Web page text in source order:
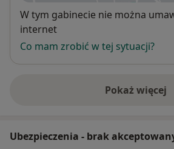
Dostępność
W tym gabinecie nie można
internet
Co mam zrobić w tej sytuacji?
Pokaż więcej
o adresie
Ubezpieczenia - brak